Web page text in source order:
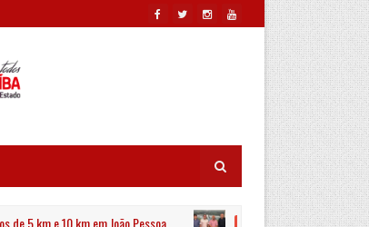
km e 10 km em João Pessoa PRINCIPAL.PRINCIPAL Estado